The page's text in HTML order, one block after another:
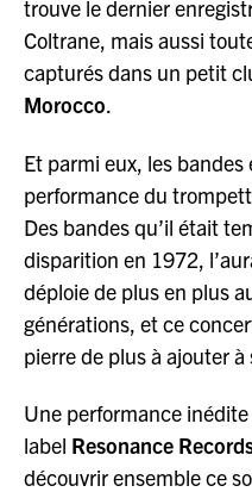
trouve le dernier
Coltrane, mais aussi
capturés dans un petit
Morocco.
Et parmi eux, les bandes
performance du
Des bandes qu’il était
disparition en 1972,
déploie de plus en plus
générations, et ce
pierre de plus à ajouter à
Une performance
label Resonance
découvrir ensemble ce